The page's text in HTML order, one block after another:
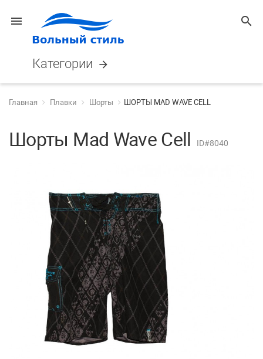
menu search
Категории arrow_forward
Главная Плавки Шорты ШОРТЫ MAD WAVE CELL
Шорты Mad Wave Cell ID#8040